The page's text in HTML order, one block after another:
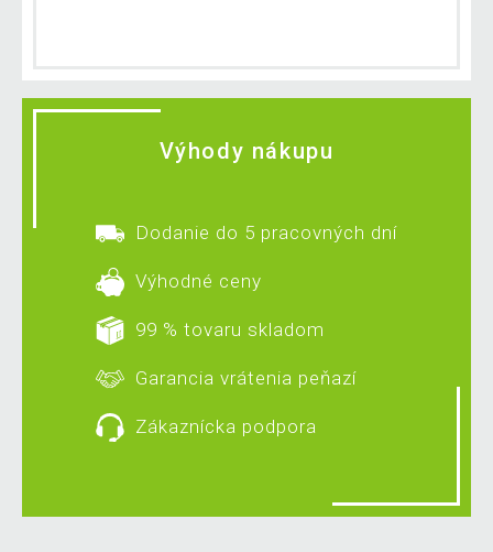
Výhody nákupu
Dodanie do 5 pracovných dní
Výhodné ceny
99 % tovaru skladom
Garancia vrátenia peňazí
Zákaznícka podpora